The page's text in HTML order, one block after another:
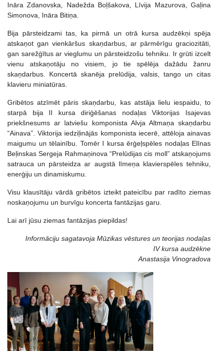
Ināra Zdanovska, Nadežda Boļšakova, Līvija Mazurova, Gaļina
Simonova, Ināra Bitiņa.
Bija pārsteidzami tas, ka pirmā un otrā kursa audzēkņi spēja
atskaņot gan vienkāršus skaņdarbus, ar pārmērīgu graciozitāti,
gan sarežģītus ar vieglumu un pārsteidzošu tehniku. Ir grūti izcelt
vienu atskaņotāju no visiem, jo tie spēlēja dažādu žanru
skaņdarbus. Koncertā skanēja prelūdija, valsis, tango un citas
klavieru miniatūras.
Gribētos atzīmēt pāris skaņdarbu, kas atstāja lielu iespaidu, to
starpā bija II kursa diriģēšanas nodaļas Viktorijas Isajevas
priekšnesums ar latviešu komponista Alvja Altmaņa skaņdarbu
“Ainava”. Viktorija iedziļinājās komponista iecerē, attēloja ainavas
maigumu un tēlainību. Tomēr I kursa ērģeļspēles nodaļas Elīnas
Beļinskas Sergeja Rahmaņinova “Prelūdijas cis moll” atskaņojums
satrauca un pārsteidza ar augstā līmeņa klavierspēles tehniku,
enerģiju un dinamiskumu.
Visu klausītāju vārdā gribētos izteikt pateicību par radīto ziemas
noskaņojumu un burvīgu koncerta fantāzijas garu.
Lai arī jūsu ziemas fantāzijas piepildas!
Informāciju sagatavoja Mūzikas vēstures un teorijas nodaļas
IV kursa audzēkne
Anastasija Vinogradova